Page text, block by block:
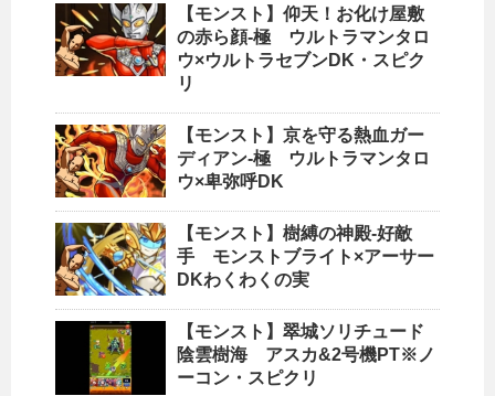
【モンスト】仰天！お化け屋敷
の赤ら顔-極 ウルトラマンタロ
ウ×ウルトラセブンDK・スピク
リ
【モンスト】京を守る熱血ガー
ディアン-極 ウルトラマンタロ
ウ×卑弥呼DK
【モンスト】樹縛の神殿-好敵
手 モンストブライト×アーサー
DKわくわくの実
【モンスト】翠城ソリチュード
陰雲樹海 アスカ&2号機PT※ノ
ーコン・スピクリ